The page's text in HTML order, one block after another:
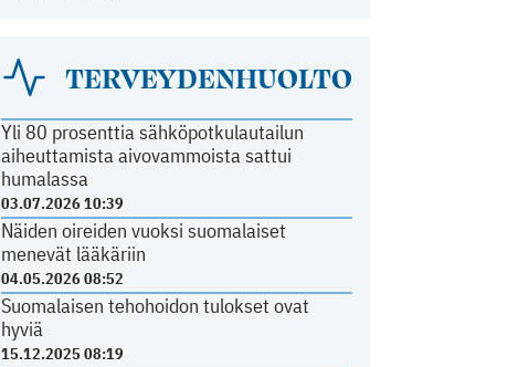
TERVEYDENHUOLTO
Yli 80 prosenttia sähköpotkulautailun
aiheuttamista aivovammoista sattui
humalassa
03.07.2026 10:39
Näiden oireiden vuoksi suomalaiset
menevät lääkäriin
04.05.2026 08:52
Suomalaisen tehohoidon tulokset ovat
hyviä
15.12.2025 08:19